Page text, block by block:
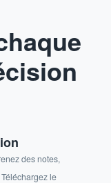
des notes,
le